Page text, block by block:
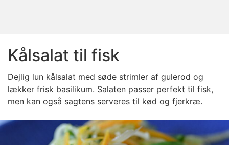
Kålsalat til fisk
Dejlig lun kålsalat med søde strimler af gulerod og
lækker frisk basilikum. Salaten passer perfekt til fisk,
men kan også sagtens serveres til kød og fjerkræ.